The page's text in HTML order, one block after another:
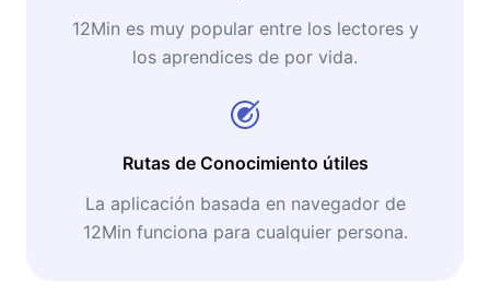
12Min es muy popular entre los lectores y
los aprendices de por vida.
Rutas de Conocimiento útiles
La aplicación basada en navegador de
12Min funciona para cualquier persona.